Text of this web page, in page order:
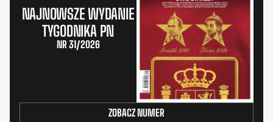
NAJNOWSZE WYDANIE
TYGODNIKA PN
NR 31/2026
ZOBACZ NUMER